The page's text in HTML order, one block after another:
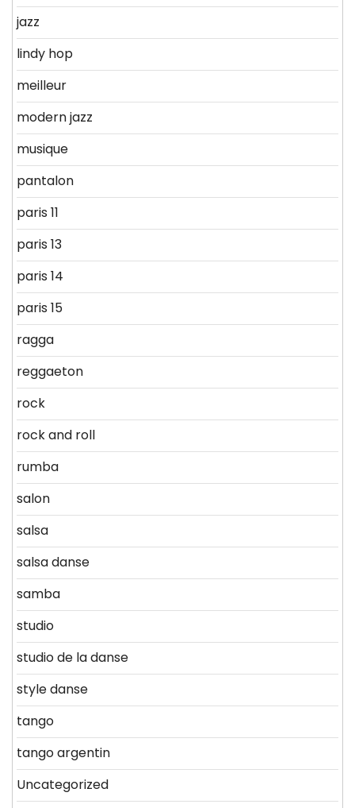
jazz
lindy hop
meilleur
modern jazz
musique
pantalon
paris 11
paris 13
paris 14
paris 15
ragga
reggaeton
rock
rock and roll
rumba
salon
salsa
salsa danse
samba
studio
studio de la danse
style danse
tango
tango argentin
Uncategorized